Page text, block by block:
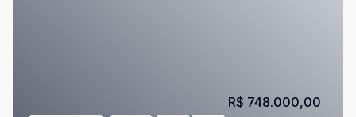
R$ 748.000,00